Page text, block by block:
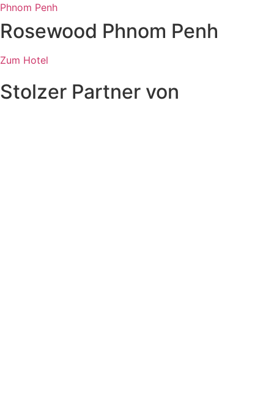
Phnom Penh
Rosewood Phnom Penh
Zum Hotel
Stolzer Partner von